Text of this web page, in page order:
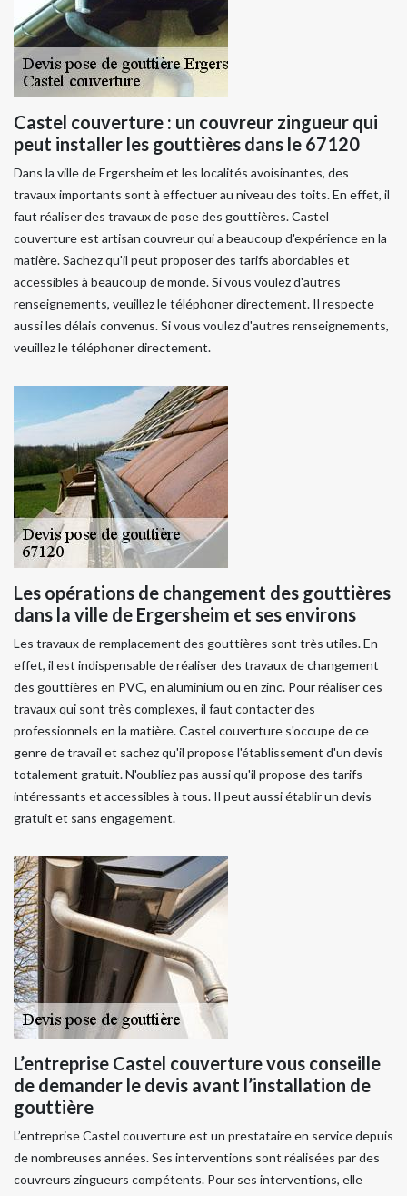
Castel couverture : un couvreur zingueur qui
peut installer les gouttières dans le 67120
Dans la ville de Ergersheim et les localités avoisinantes, des
travaux importants sont à effectuer au niveau des toits. En effet, il
faut réaliser des travaux de pose des gouttières. Castel
couverture est artisan couvreur qui a beaucoup d'expérience en la
matière. Sachez qu'il peut proposer des tarifs abordables et
accessibles à beaucoup de monde. Si vous voulez d'autres
renseignements, veuillez le téléphoner directement. Il respecte
aussi les délais convenus. Si vous voulez d'autres renseignements,
veuillez le téléphoner directement.
Les opérations de changement des gouttières
dans la ville de Ergersheim et ses environs
Les travaux de remplacement des gouttières sont très utiles. En
effet, il est indispensable de réaliser des travaux de changement
des gouttières en PVC, en aluminium ou en zinc. Pour réaliser ces
travaux qui sont très complexes, il faut contacter des
professionnels en la matière. Castel couverture s'occupe de ce
genre de travail et sachez qu'il propose l'établissement d'un devis
totalement gratuit. N'oubliez pas aussi qu'il propose des tarifs
intéressants et accessibles à tous. Il peut aussi établir un devis
gratuit et sans engagement.
L’entreprise Castel couverture vous conseille
de demander le devis avant l’installation de
gouttière
L’entreprise Castel couverture est un prestataire en service depuis
de nombreuses années. Ses interventions sont réalisées par des
couvreurs zingueurs compétents. Pour ses interventions, elle